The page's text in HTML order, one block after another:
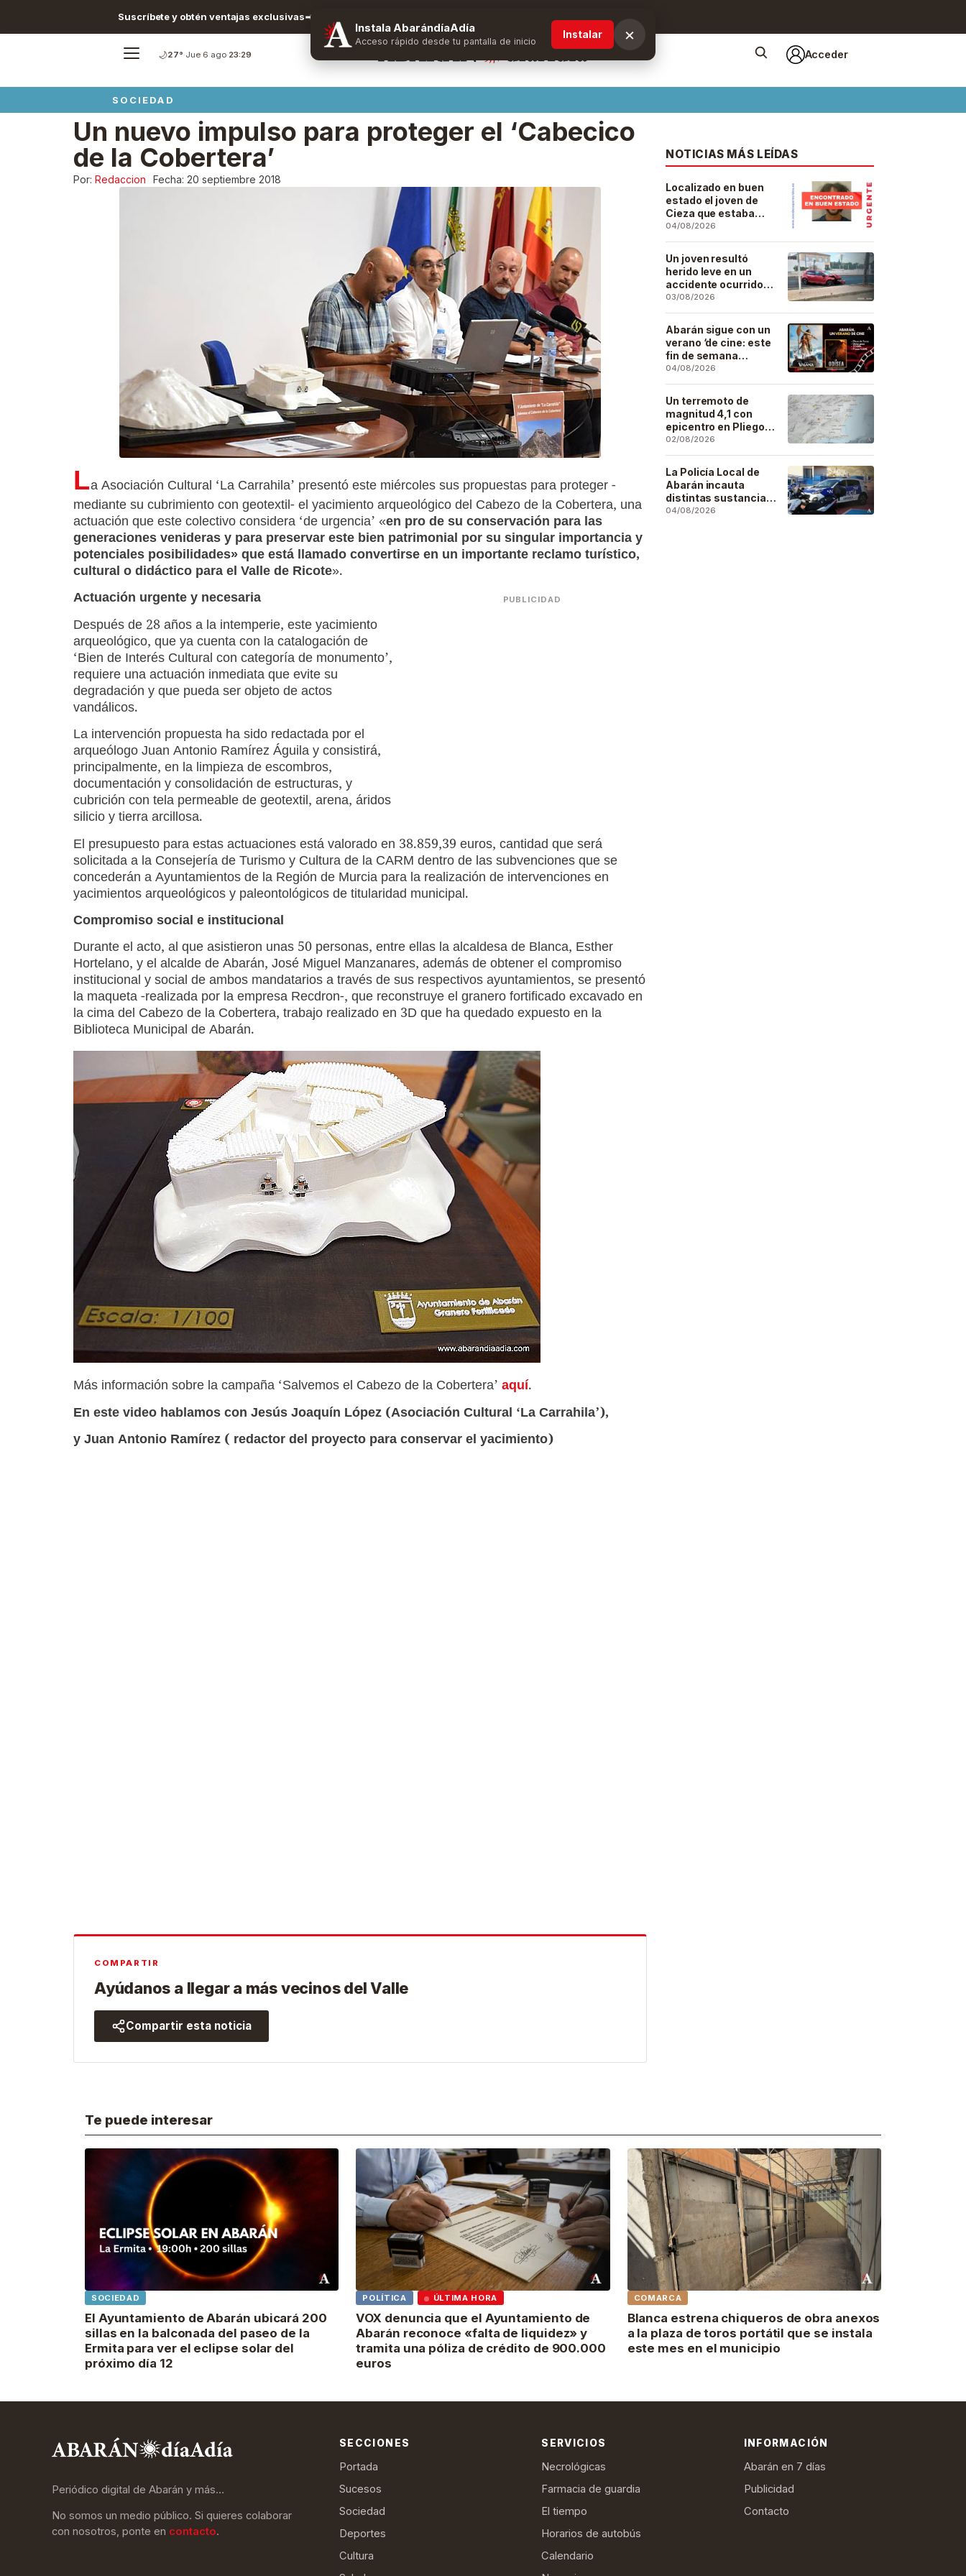
Suscríbete y obtén ventajas exclusivas
🌙27°·Jue 6 ago·23:29 Acceder
SOCIEDAD
Un nuevo impulso para proteger el ‘Cabecico
de la Cobertera’
Por: Redaccion Fecha: 20 septiembre 2018
La Asociación Cultural ‘La Carrahila’ presentó este miércoles sus propuestas para proteger -
mediante su cubrimiento con geotextil- el yacimiento arqueológico del Cabezo de la Cobertera, una
actuación que este colectivo considera ‘de urgencia’ «en pro de su conservación para las
generaciones venideras y para preservar este bien patrimonial por su singular importancia y
potenciales posibilidades» que está llamado convertirse en un importante reclamo turístico,
cultural o didáctico para el Valle de Ricote».
PUBLICIDAD
Actuación urgente y necesaria
Después de 28 años a la intemperie, este yacimiento
arqueológico, que ya cuenta con la catalogación de
‘Bien de Interés Cultural con categoría de monumento’,
requiere una actuación inmediata que evite su
degradación y que pueda ser objeto de actos
vandálicos.
La intervención propuesta ha sido redactada por el
arqueólogo Juan Antonio Ramírez Águila y consistirá,
principalmente, en la limpieza de escombros,
documentación y consolidación de estructuras, y
cubrición con tela permeable de geotextil, arena, áridos
silicio y tierra arcillosa.
El presupuesto para estas actuaciones está valorado en 38.859,39 euros, cantidad que será
solicitada a la Consejería de Turismo y Cultura de la CARM dentro de las subvenciones que se
concederán a Ayuntamientos de la Región de Murcia para la realización de intervenciones en
yacimientos arqueológicos y paleontológicos de titularidad municipal.
Compromiso social e institucional
Durante el acto, al que asistieron unas 50 personas, entre ellas la alcaldesa de Blanca, Esther
Hortelano, y el alcalde de Abarán, José Miguel Manzanares, además de obtener el compromiso
institucional y social de ambos mandatarios a través de sus respectivos ayuntamientos, se presentó
la maqueta -realizada por la empresa Recdron-, que reconstruye el granero fortificado excavado en
la cima del Cabezo de la Cobertera, trabajo realizado en 3D que ha quedado expuesto en la
Biblioteca Municipal de Abarán.
Más información sobre la campaña ‘Salvemos el Cabezo de la Cobertera’ aquí.
En este video hablamos con Jesús Joaquín López (Asociación Cultural ‘La Carrahila’),
y Juan Antonio Ramírez ( redactor del proyecto para conservar el yacimiento)
COMPARTIR
Ayúdanos a llegar a más vecinos del Valle
Compartir esta noticia
NOTICIAS MÁS LEÍDAS
Localizado en buen
estado el joven de
Cieza que estaba
desaparecido desde
el pasado 29 de julio
04/08/2026
Un joven resultó
herido leve en un
accidente ocurrido
este lunes en la
barriada de San José
Artesano
03/08/2026
Abarán sigue con un
verano ‘de cine: este
fin de semana
Vaiana… y después,
La Odisea
04/08/2026
Un terremoto de
magnitud 4,1 con
epicentro en Pliego
se deja sentir en
buena parte de la
región
02/08/2026
La Policía Local de
Abarán incauta
distintas sustancias
estupefacientes en
04/08/2026
Te puede interesar
SOCIEDAD
El Ayuntamiento de Abarán ubicará 200
sillas en la balconada del paseo de la
Ermita para ver el eclipse solar del
próximo día 12
POLÍTICA ÚLTIMA HORA
VOX denuncia que el Ayuntamiento de
Abarán reconoce «falta de liquidez» y
tramita una póliza de crédito de 900.000
euros
COMARCA
Blanca estrena chiqueros de obra anexos
a la plaza de toros portátil que se instala
este mes en el municipio
Periódico digital de Abarán y más…
No somos un medio público. Si quieres colaborar
con nosotros, ponte en contacto.
SECCIONES
Portada
Sucesos
Sociedad
Deportes
Cultura
SERVICIOS
Necrológicas
Farmacia de guardia
El tiempo
Horarios de autobús
Calendario
INFORMACIÓN
Abarán en 7 días
Publicidad
Contacto
Instala AbarándíaAdía
Acceso rápido desde tu pantalla de inicio
Instalar ×